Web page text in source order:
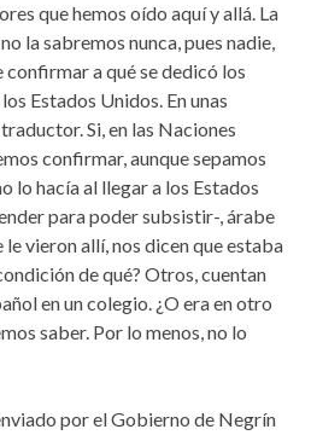
que hemos oído aquí y allá. La
la sabremos nunca, pues nadie,
confirmar a qué se dedicó los
Estados Unidos. En unas
Si, en las Naciones
confirmar, aunque sepamos
lo hacía al llegar a los Estados
para poder subsistir-, árabe
le vieron allí, nos dicen que estaba
de qué? Otros, cuentan
en un colegio. ¿O era en otro
saber. Por lo menos, no lo
por el Gobierno de Negrín